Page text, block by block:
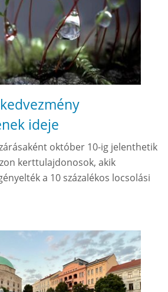
ideje
október 10-ig jelenthetik
kerttulajdonosok, akik
a 10 százalékos locsolási